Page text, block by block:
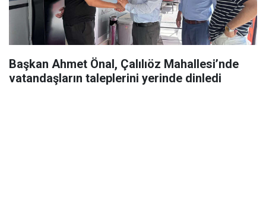
Başkan Ahmet Önal, Çalılıöz Mahallesi’nde
vatandaşların taleplerini yerinde dinledi